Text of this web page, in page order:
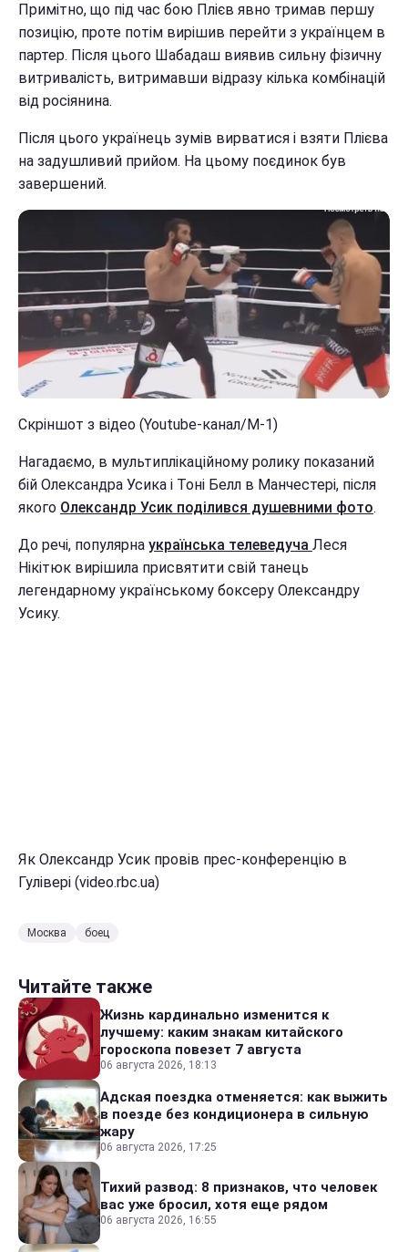
Примітно, що під час бою Плієв явно тримав першу
позицію, проте потім вирішив перейти з українцем в
партер. Після цього Шабадаш виявив сильну фізичну
витривалість, витримавши відразу кілька комбінацій
від росіянина.
Після цього українець зумів вирватися і взяти Плієва
на задушливий прийом. На цьому поєдинок був
завершений.
Скріншот з відео (Youtube-канал/М-1)
Нагадаємо, в мультиплікаційному ролику показаний
бій Олександра Усика і Тоні Белл в Манчестері, після
якого Олександр Усик поділився душевними фото.
До речі, популярна українська телеведуча Леся
Нікітюк вирішила присвятити свій танець
легендарному українському боксеру Олександру
Усику.
Як Олександр Усик провів прес-конференцію в
Гулівері (video.rbc.ua)
Москва боец
Читайте также
Жизнь кардинально изменится к
лучшему: каким знакам китайского
гороскопа повезет 7 августа
06 августа 2026, 18:13
Адская поездка отменяется: как выжить
в поезде без кондиционера в сильную
жару
06 августа 2026, 17:25
Тихий развод: 8 признаков, что человек
вас уже бросил, хотя еще рядом
06 августа 2026, 16:55